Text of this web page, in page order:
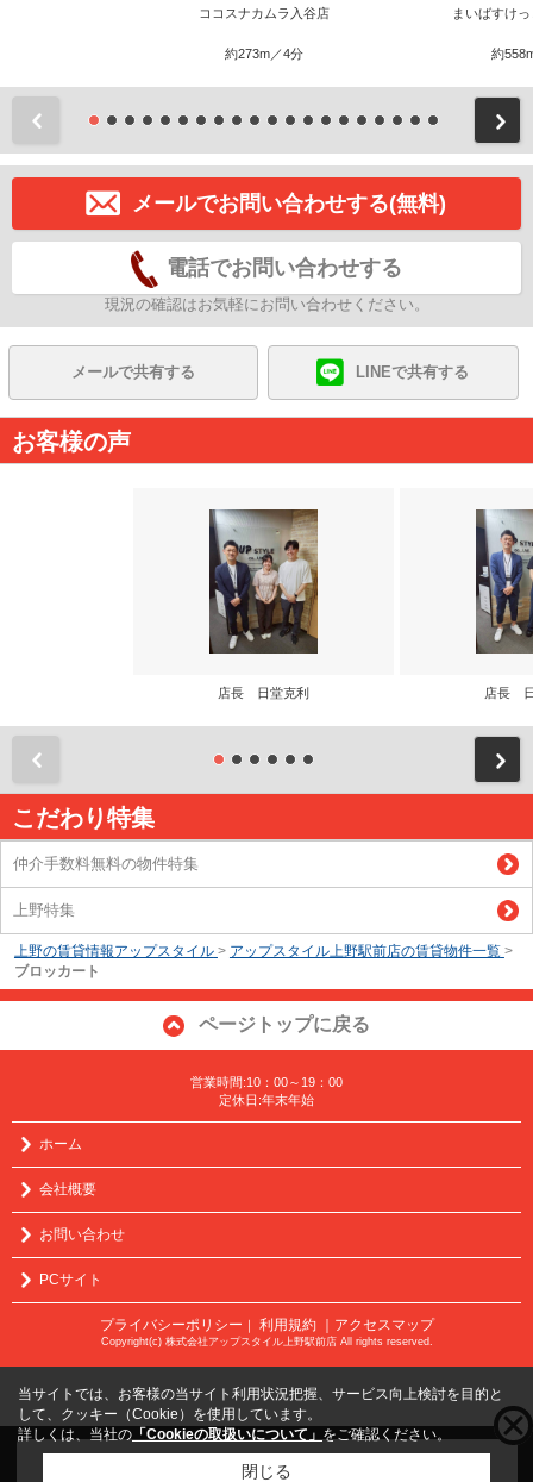
ココスナカムラ入谷店
約273m／4分
まいばすけ
約
メールでお問い合わせする(無料)
電話でお問い合わせする
現況の確認はお気軽にお問い合わせください。
メールで共有する LINEで共有する
お客様の声
店長 日堂克利 店長
こだわり特集
仲介手数料無料の物件特集
上野特集
上野の賃貸情報アップスタイル > アップスタイル上野駅前店の賃貸物件一覧 >
ブロッカート
ページトップに戻る
営業時間:10：00～19：00
定休日:年末年始
ホーム
会社概要
お問い合わせ
PCサイト
プライバシーポリシー 利用規約 ｜アクセスマップ
Copyright(c) 株式会社アップスタイル上野駅前店 All rights reserved.
こちらの物件をご覧の方にお勧めな物件
当サイトでは、お客様の当サイト利用状況把握、サービス向上検討を目的と
して、クッキー（Cookie）を使用しています。
詳しくは、当社の 「Cookieの取扱いについて」 をご確認ください。
閉じる